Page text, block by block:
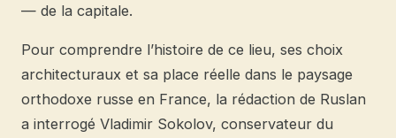
— de la capitale.
Pour comprendre l’histoire de ce lieu, ses choix
architecturaux et sa place réelle dans le paysage
orthodoxe russe en France, la rédaction de Ruslan
a interrogé Vladimir Sokolov, conservateur du